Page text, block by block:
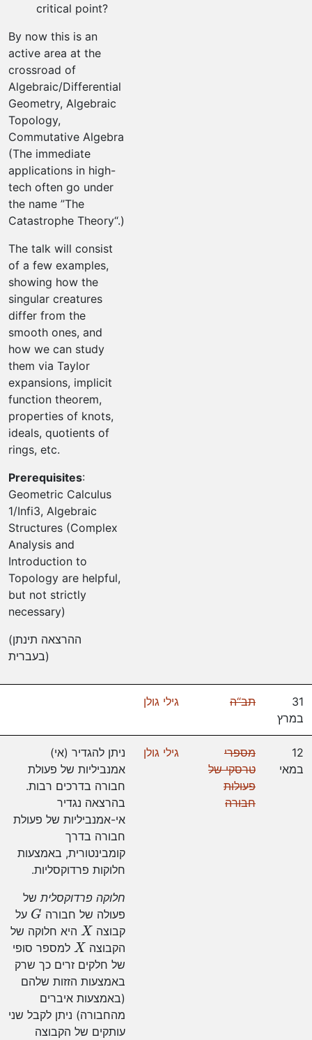
critical point?
By now this is an
active area at the
crossroad of
Algebraic/Differential
Geometry, Algebraic
Topology,
Commutative Algebra
(The immediate
applications in high-
tech often go under
the name ”The
Catastrophe Theory“.)
The talk will consist
of a few examples,
showing how the
singular creatures
differ from the
smooth ones, and
how we can study
them via Taylor
expansions, implicit
function theorem,
properties of knots,
ideals, quotients of
rings, etc.
Prerequisites:
Geometric Calculus
1/Infi3, Algebraic
Structures (Complex
Analysis and
Introduction to
Topology are helpful,
but not strictly
necessary)
(ההרצאה תינתן
בעברית)
31
במרץ
תב“ה גילי גולן
12
במאי
מספרי
טרסקי של
פעולות
חבורה
גילי גולן
ניתן להגדיר (אי)
אמנביליות של פעולת
חבורה בדרכים רבות.
בהרצאה נגדיר
אי-אמנביליות של פעולת
חבורה בדרך
קומבינטורית, באמצעות
חלוקות פרדוקסליות.
חלוקה פרדוקסליתשל
פעולה של חבורה G על
קבוצה Xהיא חלוקה של
הקבוצה Xלמספר סופי
של חלקים זרים כך שרק
באמצעות הזזות שלהם
(באמצעות איברים
מהחבורה) ניתן לקבל שני
עותקים של הקבוצה